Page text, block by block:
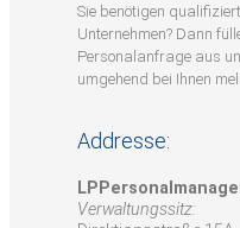
Sie benötigen
Unternehmen? Dann
Personalanfrage aus
umgehend bei Ihnen
Addresse:
Verwaltungssitz: